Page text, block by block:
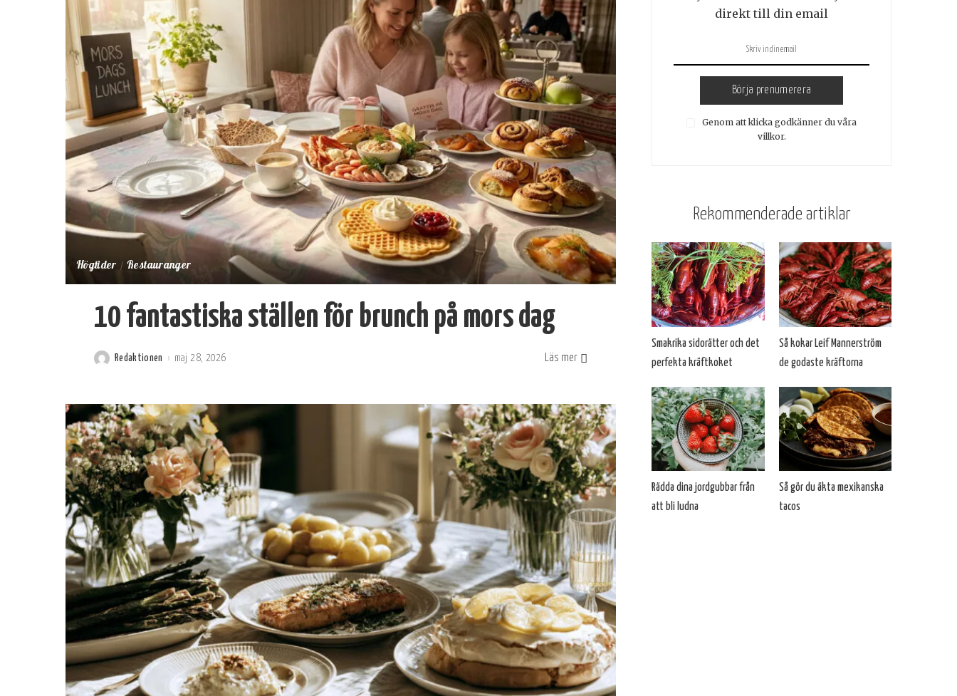
Högtider Restauranger
10 fantastiska ställen för brunch på mors dag
PostatRedaktionen maj 28, 2026 Läs mer
direkt till din email
Börja prenumerera
Genom att klicka godkänner du våra
villkor.
Rekommenderade artiklar
Smakrika sidorätter och det
perfekta kräftkoket
Så kokar Leif Mannerström
de godaste kräftorna
Rädda dina jordgubbar från
att bli ludna
Så gör du äkta mexikanska
tacos